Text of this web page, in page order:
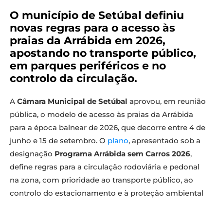
O município de Setúbal definiu
novas regras para o acesso às
praias da Arrábida em 2026,
apostando no transporte público,
em parques periféricos e no
controlo da circulação.
A Câmara Municipal de Setúbal aprovou, em reunião
pública, o modelo de acesso às praias da Arrábida
para a época balnear de 2026, que decorre entre 4 de
junho e 15 de setembro. O plano, apresentado sob a
designação Programa Arrábida sem Carros 2026,
define regras para a circulação rodoviária e pedonal
na zona, com prioridade ao transporte público, ao
controlo do estacionamento e à proteção ambiental